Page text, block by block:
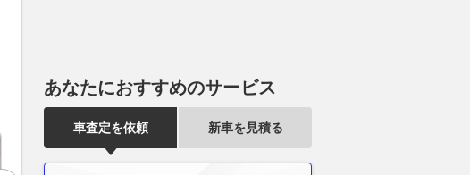
あなたにおすすめのサービス
車査定を依頼 新車を見積る